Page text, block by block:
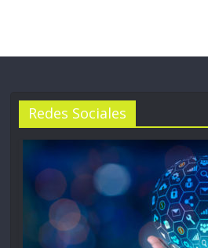
Redes Sociales